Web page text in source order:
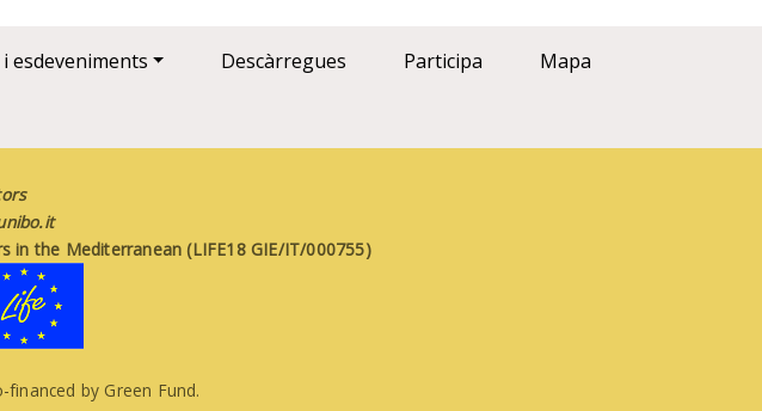
esdeveniments Descàrregues Participa
Mapa
the Mediterranean (LIFE18 GIE/IT/000755)
by Green Fund.